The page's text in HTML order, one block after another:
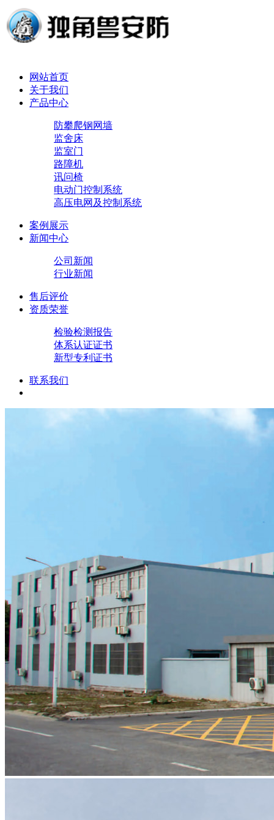
网站首页
关于我们
产品中心
防攀爬钢网墙
监舍床
监室门
路障机
讯问椅
电动门控制系统
高压电网及控制系统
案例展示
新闻中心
公司新闻
行业新闻
售后评价
资质荣誉
检验检测报告
体系认证证书
新型专利证书
联系我们